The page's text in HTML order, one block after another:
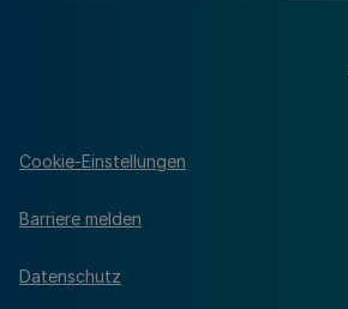
Cookie-Einstellungen
Barriere melden
Datenschutz